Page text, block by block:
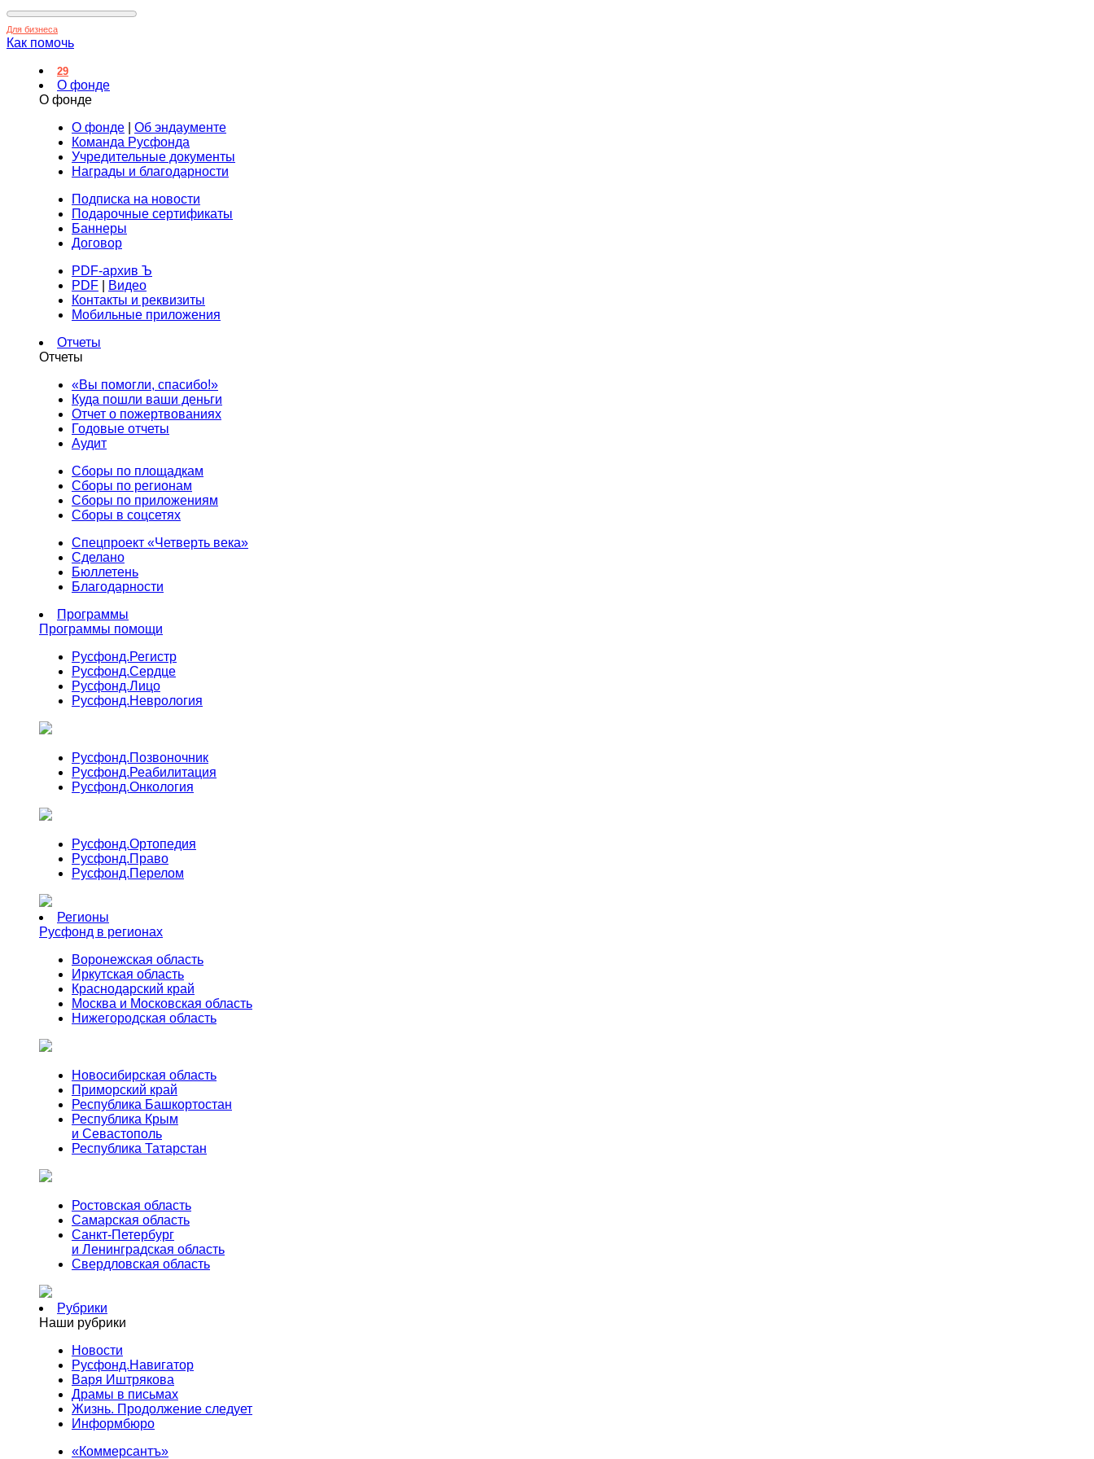
Для бизнеса
Как помочь
29
О фонде
О фонде
О фонде
Об эндаументе
Команда Русфонда
Учредительные документы
Награды и благодарности
Подписка на новости
Подарочные сертификаты
Баннеры
Договор
PDF-архив Ъ
PDF
Видео
Контакты и реквизиты
Мобильные приложения
Отчеты
Отчеты
«Вы помогли, спасибо!»
Куда пошли ваши деньги
Отчет о пожертвованиях
Годовые отчеты
Аудит
Сборы по площадкам
Сборы по регионам
Сборы по приложениям
Сборы в соцсетях
Спецпроект «Четверть века»
Сделано
Бюллетень
Благодарности
Программы
Программы помощи
Русфонд.Регистр
Русфонд.Сердце
Русфонд.Лицо
Русфонд.Неврология
Русфонд.Позвоночник
Русфонд.Реабилитация
Русфонд.Онкология
Русфонд.Ортопедия
Русфонд.Право
Русфонд.Перелом
Регионы
Русфонд в регионах
Воронежская область
Иркутская область
Краснодарский край
Москва и Московская область
Нижегородская область
Новосибирская область
Приморский край
Республика Башкортостан
Республика Крым
и Севастополь
Республика Татарстан
Ростовская область
Самарская область
Санкт-Петербург
и Ленинградская область
Свердловская область
Рубрики
Наши рубрики
Новости
Русфонд.Навигатор
Варя Иштрякова
Драмы в письмах
Жизнь. Продолжение следует
Информбюро
«Коммерсантъ»